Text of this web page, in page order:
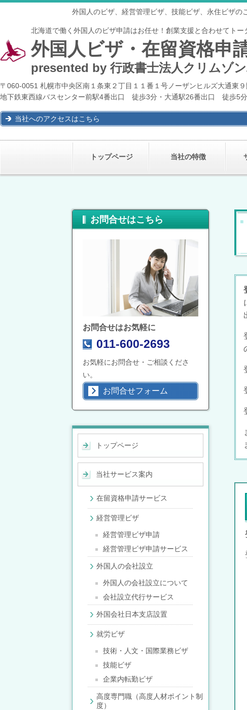
外国人のビザ、経営管理ビザ、技能ビザ、永住ビザの
北海道で働く外国人のビザ申請はお任せ！創業支援と合わせてトー
外国人ビザ・在留資格申
presented by 行政書士法人クリムゾ
〒060-0051 札幌市中央区南１条東２丁目１１番１号ノーザンヒルズ大通東
地下鉄東西線バスセンター前駅4番出口 徒歩3分・大通駅26番出口 徒歩5分
当社へのアクセスはこちら
トップページ 当社の特徴
お問合せはこちら
お問合せはお気軽に
011-600-2693
お気軽にお問合せ・ご相談くださ
い。
お問合せフォーム
トップページ
当社サービス案内
在留資格申請サービス
経営管理ビザ
経営管理ビザ申請
経営管理ビザ申請サービス
外国人の会社設立
外国人の会社設立について
会社設立代行サービス
外国会社日本支店設置
就労ビザ
技術・人文・国際業務ビザ
技能ビザ
企業内転勤ビザ
高度専門職（高度人材ポイント制
度）